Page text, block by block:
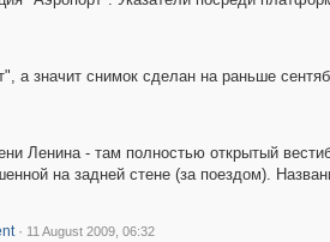
а значит снимок сделан на раньше
Ленина - там полностью открытый
на задней стене (за поездом).
· 11 August 2009, 06:32